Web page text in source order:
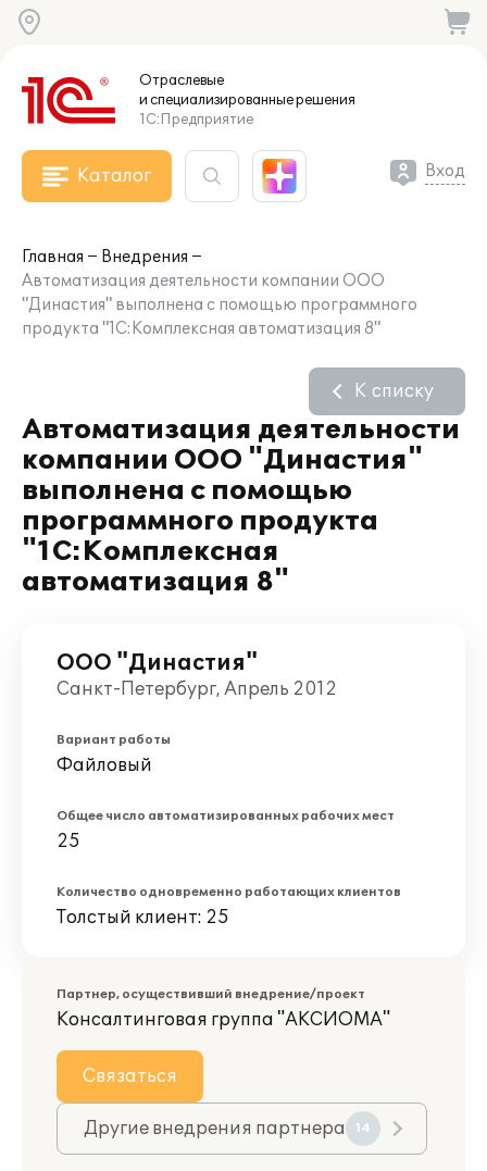
Отраслевые
и специализированныерешения
1С:Предприятие
Каталог Вход
Главная
Внедрения
Автоматизация деятельности компании ООО
"Династия" выполнена с помощью программного
продукта "1С:Комплексная автоматизация 8"
Автоматизация деятельности
компании ООО "Династия"
выполнена с помощью
программного продукта
"1С:Комплексная
автоматизация 8"
К списку
ООО "Династия"
Санкт-Петербург, Апрель 2012
Вариант работы
Файловый
Общее число автоматизированных рабочих мест
25
Количество одновременно работающих клиентов
Толстый клиент: 25
Партнер, осуществивший внедрение/проект
Консалтинговая группа "АКСИОМА"
Связаться
Другие внедрения партнера 14